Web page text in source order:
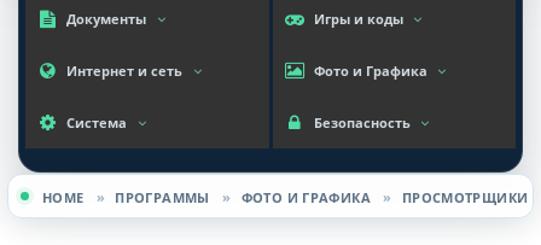
Документы Игры и коды
Интернет и сеть Фото и Графика
Система Безопасность
Вы здесь
HOME » ПРОГРАММЫ » ФОТО И ГРАФИКА » ПРОСМОТРЩИКИ